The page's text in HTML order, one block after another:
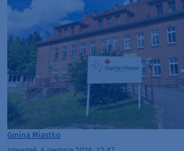
Gmina Miastko